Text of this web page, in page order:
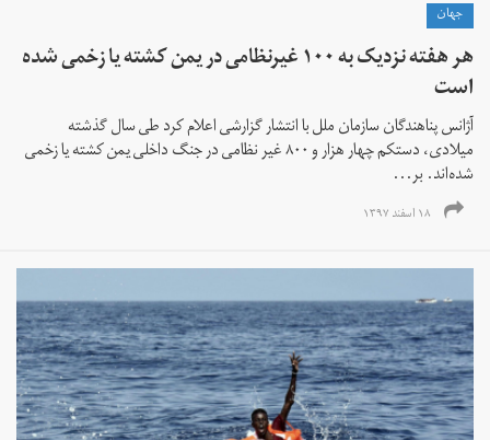
جهان
هر هفته نزدیک به ۱۰۰ غیرنظامی در یمن کشته یا زخمی شده
است
آژانس پناهندگان سازمان ملل با انتشار گزارشی اعلام کرد طی سال گذشته
میلادی، دستکم چهار هزار و ۸۰۰ غیر نظامی در جنگ داخلی یمن کشته یا زخمی
شده‌اند. بر...
۱۸ اسفند ۱۳۹۷